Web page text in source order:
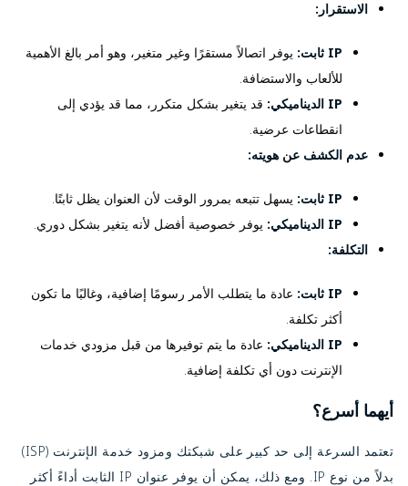
الاستقرار:
IP ثابت:
يوفر اتصالاً مستقرًا وغير متغير، وهو أمر بالغ الأهمية
للألعاب والاستضافة.
IP الديناميكي:
قد يتغير بشكل متكرر، مما قد يؤدي إلى
انقطاعات عرضية.
عدم الكشف عن هويته:
IP ثابت:
يسهل تتبعه بمرور الوقت لأن العنوان يظل ثابتًا.
IP الديناميكي:
يوفر خصوصية أفضل لأنه يتغير بشكل دوري.
التكلفة:
IP ثابت:
عادة ما يتطلب الأمر رسومًا إضافية، وغالبًا ما تكون
أكثر تكلفة.
IP الديناميكي:
عادة ما يتم توفيرها من قبل مزودي خدمات
الإنترنت دون أي تكلفة إضافية.
أيهما أسرع؟
تعتمد السرعة إلى حد كبير على شبكتك ومزود خدمة الإنترنت (ISP)
بدلاً من نوع IP. ومع ذلك، يمكن أن يوفر عنوان IP الثابت أداءً أكثر